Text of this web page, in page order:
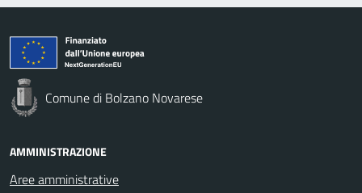
Comune di Bolzano Novarese
AMMINISTRAZIONE
Aree amministrative